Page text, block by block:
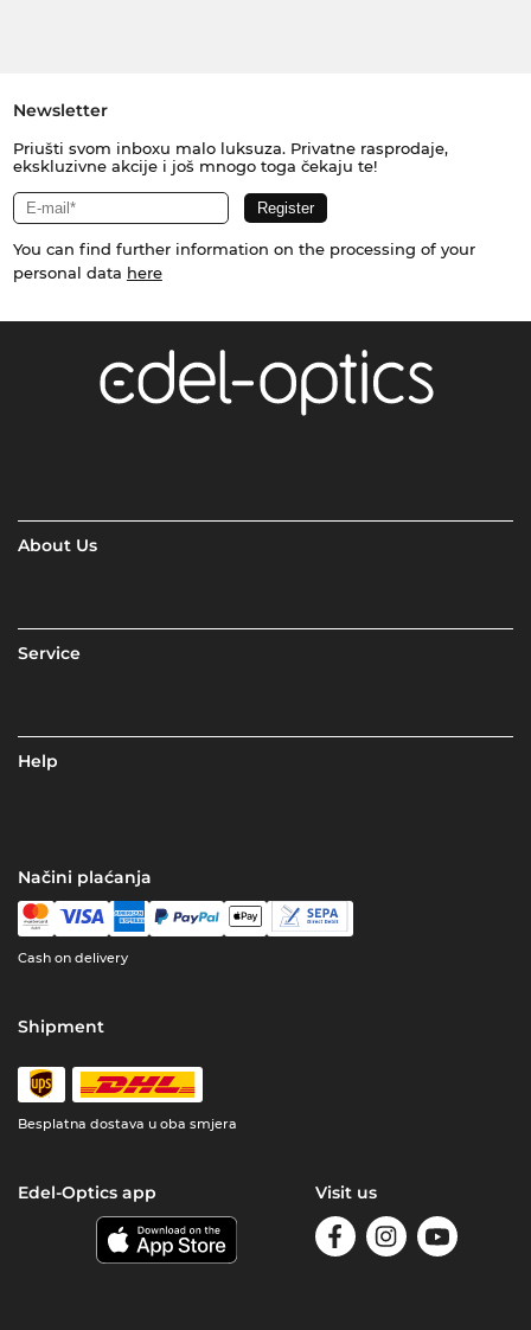
Newsletter
Priušti svom inboxu malo luksuza. Privatne rasprodaje,
ekskluzivne akcije i još mnogo toga čekaju te!
You can find further information on the processing of your
personal data here
About Us
Service
Help
Načini plaćanja
Cash on delivery
Shipment
Besplatna dostava u oba smjera
Edel-Optics app Visit us